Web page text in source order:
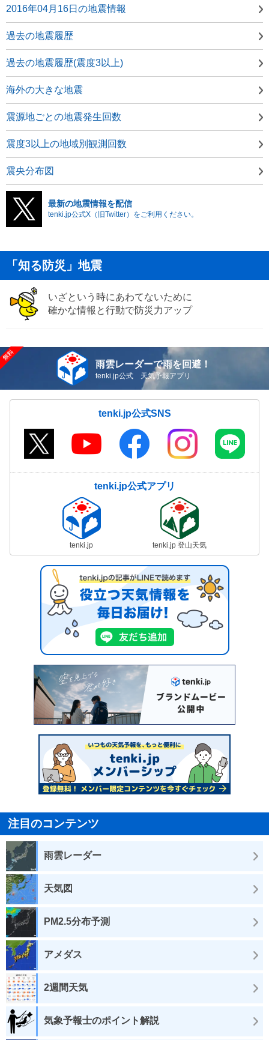
2016年04月16日の地震情報
過去の地震履歴
過去の地震履歴(震度3以上)
海外の大きな地震
震源地ごとの地震発生回数
震度3以上の地域別観測回数
震央分布図
最新の地震情報を配信
tenki.jp公式X（旧Twitter）をご利用ください。
「知る防災」地震
いざという時にあわてないために
確かな情報と行動で防災力アップ
雨雲レーダーで雨を回避！
tenki.jp公式 天気予報アプリ
tenki.jp公式SNS
tenki.jp公式アプリ
tenki.jp tenki.jp 登山天気
注目のコンテンツ
雨雲レーダー
天気図
PM2.5分布予測
アメダス
2週間天気
気象予報士のポイント解説